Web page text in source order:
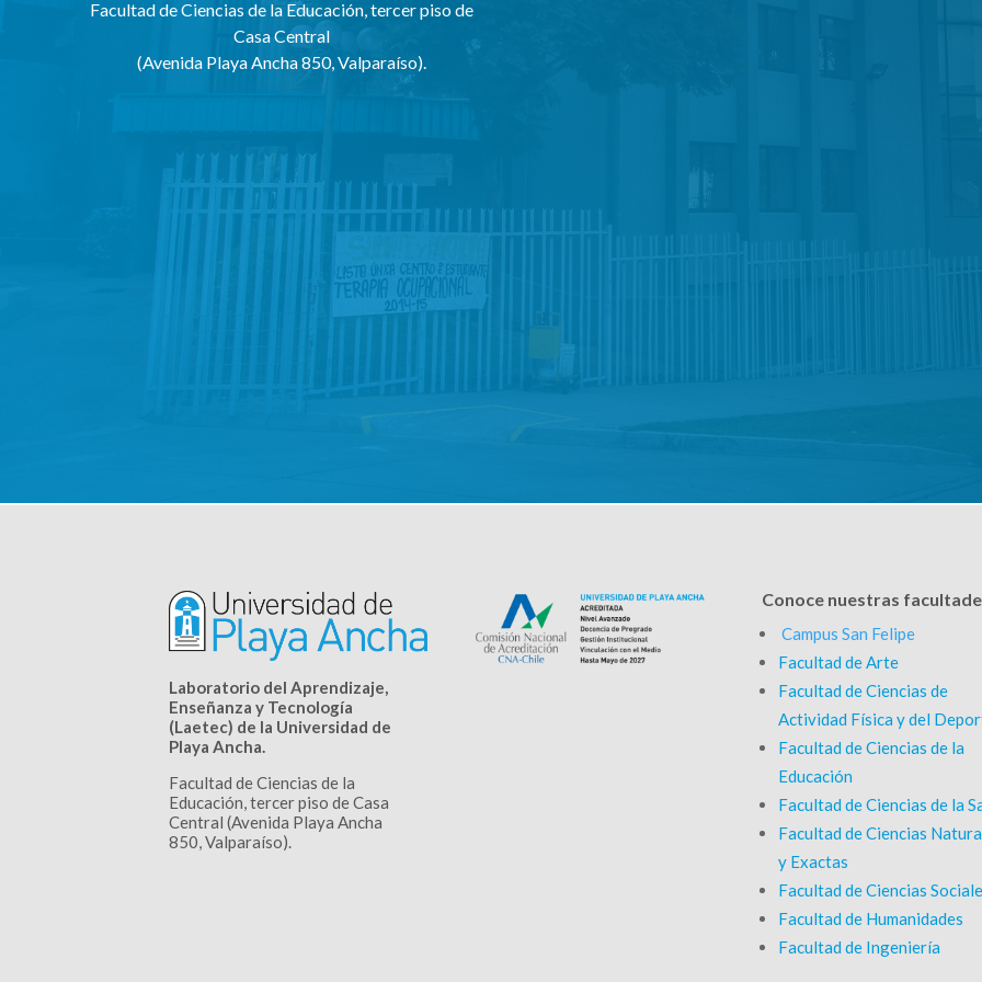
Facultad de Ciencias de la Educación, tercer piso de
Casa Central
(Avenida Playa Ancha 850, Valparaíso).
Laboratorio del Aprendizaje,
Enseñanza y Tecnología
(Laetec) de la Universidad de
Playa Ancha.
Facultad de Ciencias de la
Educación, tercer piso de Casa
Central (Avenida Playa Ancha
850, Valparaíso).
Conoce nuestras
Campus San Felipe
Facultad de Arte
Facultad de Ciencias de
Actividad Física y del
Facultad de Ciencias de la
Educación
Facultad de Ciencias de la
Facultad de Ciencias
y Exactas
Facultad de Ciencias
Facultad de Humanidades
Facultad de Ingeniería